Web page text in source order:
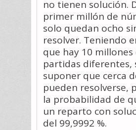
no tienen solución.
primer millón de
solo quedan ocho
resolver. Teniendo
que hay 10 millones
partidas diferentes,
suponer que cerca
pueden resolverse,
la probabilidad de
un reparto con
del 99,9992 %.